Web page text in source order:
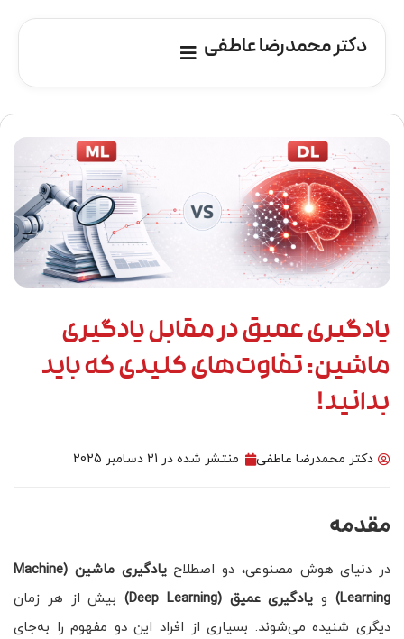
دکتر محمدرضا عاطفی
یادگیری عمیق در مقابل یادگیری
ماشین: تفاوت‌های کلیدی که باید
بدانید!
دکتر محمدرضا عاطفی منتشر شده در 21 دسامبر 2025
مقدمه
در دنیای هوش مصنوعی، دو اصطلاحیادگیری ماشین
(Machine
Learning) و یادگیری عمیق (Deep Learning)
بیش از هر زمان
دیگری شنیده می‌شوند. بسیاری از افراد این دو مفهوم را به‌جای